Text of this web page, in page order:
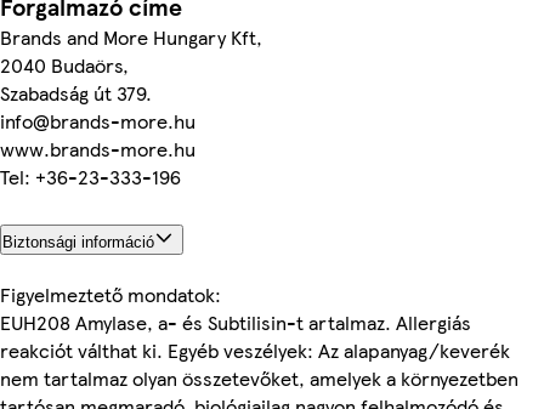
Forgalmazó címe
Brands and More Hungary Kft,
2040 Budaörs,
Szabadság út 379.
info@brands-more.hu
www.brands-more.hu
Tel: +36-23-333-196
Biztonsági információ
Figyelmeztető mondatok:
EUH208 Amylase, a- és Subtilisin-t artalmaz. Allergiás
reakciót válthat ki. Egyéb veszélyek: Az alapanyag/keverék
nem tartalmaz olyan összetevőket, amelyek a környezetben